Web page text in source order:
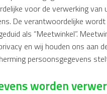
voor de verwerking van
De verantwoordelijke
als “Meetwinkel”.
en wij houden ons aan
persoonsgegevens
worden